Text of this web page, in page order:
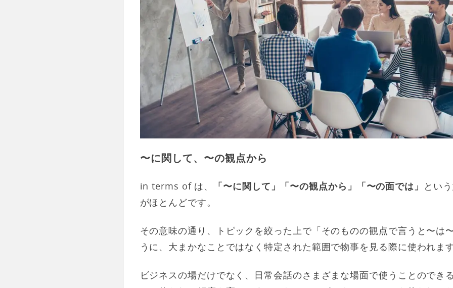
〜に関して、〜の観点から
in terms of は、 「〜に関して」「〜の観点から」「〜の面では」 とい
がほとんどです。
その意味の通り、トピックを絞った上で「そのものの観点で言うと〜は
うに、大まかなことではなく特定された範囲で物事を見る際に使われま
ビジネスの場だけでなく、日常会話のさまざまな場面で使うことのでき